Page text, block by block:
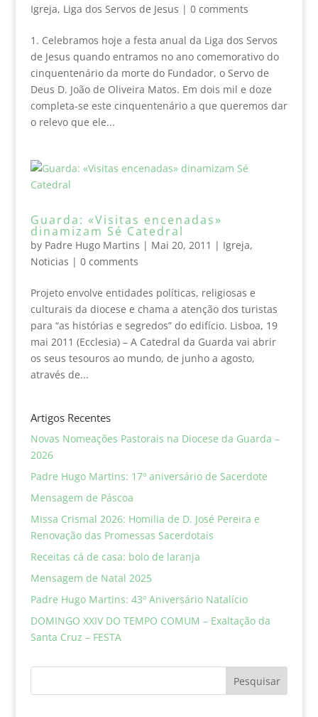
Igreja, Liga dos Servos de Jesus | 0 comments
1. Celebramos hoje a festa anual da Liga dos Servos
de Jesus quando entramos no ano comemorativo do
cinquentenário da morte do Fundador, o Servo de
Deus D. João de Oliveira Matos. Em dois mil e doze
completa-se este cinquentenário a que queremos dar
o relevo que ele...
Guarda: «Visitas encenadas»
dinamizam Sé Catedral
by Padre Hugo Martins | Mai 20, 2011 | Igreja,
Noticias | 0 comments
Projeto envolve entidades políticas, religiosas e
culturais da diocese e chama a atenção dos turistas
para “as histórias e segredos” do edifício. Lisboa, 19
mai 2011 (Ecclesia) – A Catedral da Guarda vai abrir
os seus tesouros ao mundo, de junho a agosto,
através de...
Artigos Recentes
Novas Nomeações Pastorais na Diocese da Guarda –
2026
Padre Hugo Martins: 17º aniversário de Sacerdote
Mensagem de Páscoa
Missa Crismal 2026: Homilia de D. José Pereira e
Renovação das Promessas Sacerdotais
Receitas cá de casa: bolo de laranja
Mensagem de Natal 2025
Padre Hugo Martins: 43º Aniversário Natalício
DOMINGO XXIV DO TEMPO COMUM – Exaltação da
Santa Cruz – FESTA
Pesquisar